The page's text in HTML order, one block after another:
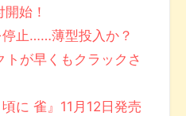
始！
止……薄型投入か？
が早くもクラックさ
に 雀』11月12日発売